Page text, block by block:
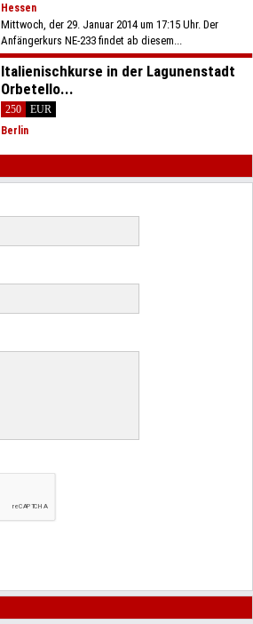
Hessen
Mittwoch, der 29. Januar 2014 um 17:15 Uhr. Der
Anfängerkurs NE-233 findet ab diesem...
Italienischkurse in der Lagunenstadt
Orbetello...
250
EUR
Berlin